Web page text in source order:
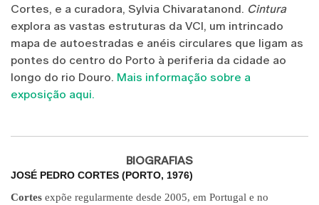
Cortes, e a curadora, Sylvia Chivaratanond. Cintura
explora as vastas estruturas da VCI, um intrincado
mapa de autoestradas e anéis circulares que ligam as
pontes do centro do Porto à periferia da cidade ao
longo do rio Douro. Mais informação sobre a
exposição aqui.
BIOGRAFIAS
JOSÉ PEDRO CORTES (PORTO, 1976)
Cortes expõe regularmente desde 2005, em Portugal e no